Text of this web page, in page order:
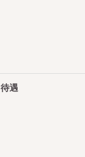
待遇